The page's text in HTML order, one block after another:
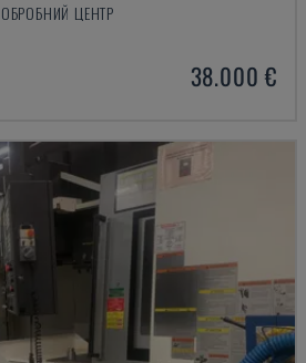
ЦЕНТР
38.000 €